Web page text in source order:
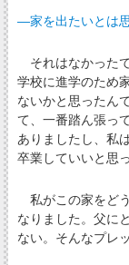
―家を出たいとは
それはなかった
学校に進学のため
ないかと思ったん
て、一番踏ん張っ
ありましたし、私
卒業していいと思
私がこの家をど
なりました。父に
ない。そんなプレ